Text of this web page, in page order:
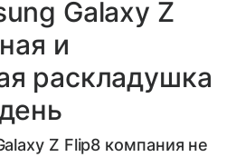
Galaxy Z
и
раскладушка
Z Flip8 компания не